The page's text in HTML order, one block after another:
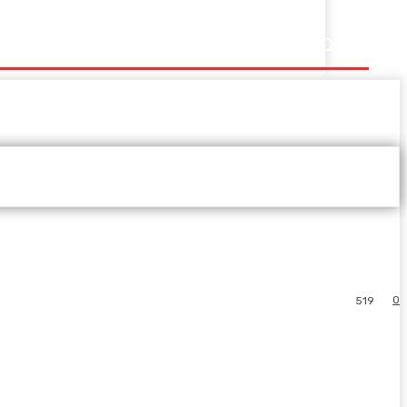
0
519